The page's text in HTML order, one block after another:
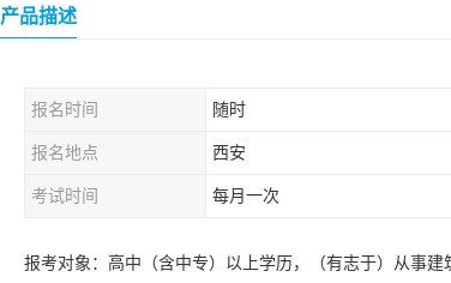
产品描述
报名时间 随时
报名地点 西安
考试时间 每月一次
报考对象：高中（含中专）以上学历，（有志于）从事建